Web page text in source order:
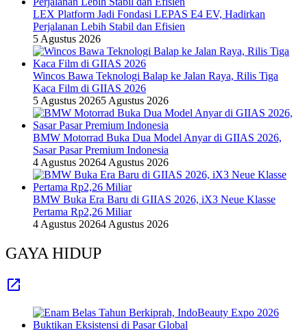
LEX Platform Jadi Fondasi LEPAS E4 EV, Hadirkan
Perjalanan Lebih Stabil dan Efisien
5 Agustus 2026
Wincos Bawa Teknologi Balap ke Jalan Raya, Rilis Tiga
Kaca Film di GIIAS 2026
5 Agustus 20265 Agustus 2026
BMW Motorrad Buka Dua Model Anyar di GIIAS 2026,
Sasar Pasar Premium Indonesia
4 Agustus 20264 Agustus 2026
BMW Buka Era Baru di GIIAS 2026, iX3 Neue Klasse
Pertama Rp2,26 Miliar
4 Agustus 20264 Agustus 2026
GAYA HIDUP